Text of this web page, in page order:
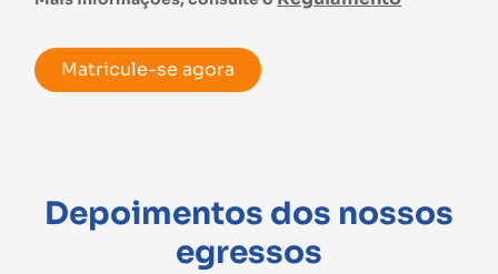
Matricule-se agora
Depoimentos dos nossos
egressos